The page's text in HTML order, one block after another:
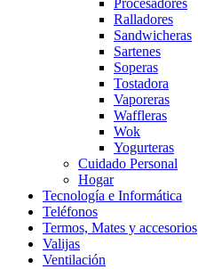
Procesadores
Ralladores
Sandwicheras
Sartenes
Soperas
Tostadora
Vaporeras
Waffleras
Wok
Yogurteras
Cuidado Personal
Hogar
Tecnología e Informática
Teléfonos
Termos, Mates y accesorios
Valijas
Ventilación